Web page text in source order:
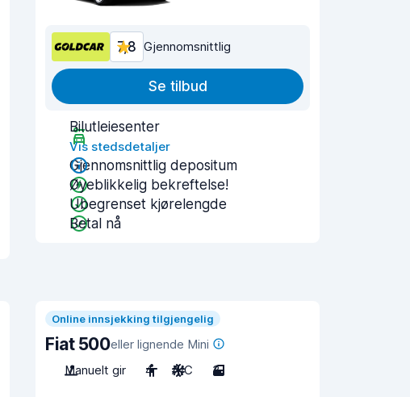
7,8 Gjennomsnittlig
Se tilbud
Bilutleiesenter
Vis stedsdetaljer
Gjennomsnittlig depositum
Øyeblikkelig bekreftelse!
Ubegrenset kjørelengde
Betal nå
Online innsjekking tilgjengelig
Fiat 500eller lignende Mini
Manuelt gir
4 A/C 3